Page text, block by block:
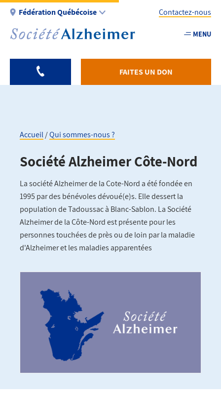
Aller
contenu
Fédération Québécoise
-
Fr
-
Contactez-nous
MENU
FAITES UN DON
Fil
d'Ariane
Accueil Qui sommes-nous ?
Société Alzheimer Côte-Nord
La société Alzheimer de la Cote-Nord a été fondée en
1995 par des bénévoles dévoué(e)s. Elle dessert la
population de Tadoussac à Blanc-Sablon. La Société
Alzheimer de la Côte-Nord est présente pour les
personnes touchées de près ou de loin par la maladie
d'Alzheimer et les maladies apparentées